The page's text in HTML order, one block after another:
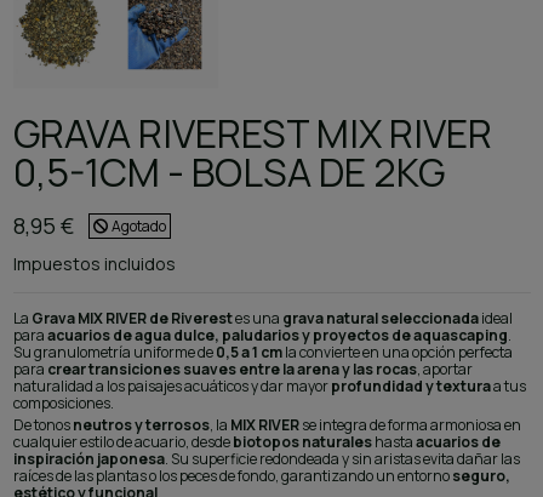
GRAVA RIVEREST MIX RIVER
0,5-1CM - BOLSA DE 2KG
8,95 € Agotado
Impuestos incluidos
La Grava MIX RIVER de Riverestes una grava natural seleccionadaideal
paraacuarios de agua dulce, paludarios y proyectos de aquascaping.
Su granulometría uniforme de0,5 a 1 cmla convierte en una opción perfecta
para crear transiciones suaves entre la arena y las rocas, aportar
naturalidad a los paisajes acuáticos y dar mayorprofundidad y texturaa tus
composiciones.
De tonosneutros y terrosos, la MIX RIVERse integra de forma armoniosa en
cualquier estilo de acuario, desdebiotopos naturaleshastaacuarios de
inspiración japonesa. Su superficie redondeada y sin aristas evita dañar las
raíces de las plantas o los peces de fondo, garantizando un entornoseguro,